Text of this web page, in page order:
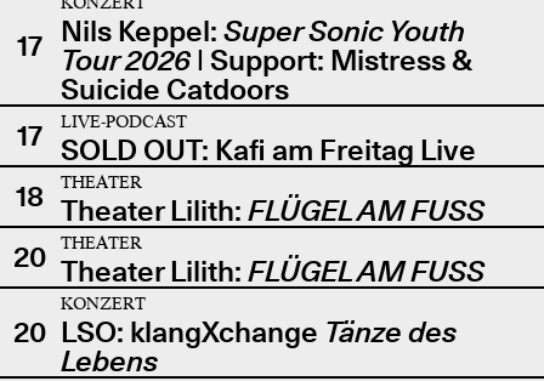
17 Nils Keppel: Super Sonic Youth
Tour 2026| Support: Mistress &
Suicide Catdoors
17
LIVE-PODCAST
SOLD OUT: Kafi am Freitag Live
18
THEATER
Theater Lilith: FLÜGEL AM FUSS
20
THEATER
Theater Lilith: FLÜGEL AM FUSS
20
KONZERT
LSO: klangXchange Tänze des
Lebens